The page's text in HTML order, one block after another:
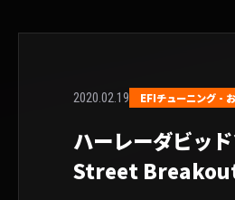
2020.02.19 EFIチューニング -
ハーレーダビッ
Street Breakout